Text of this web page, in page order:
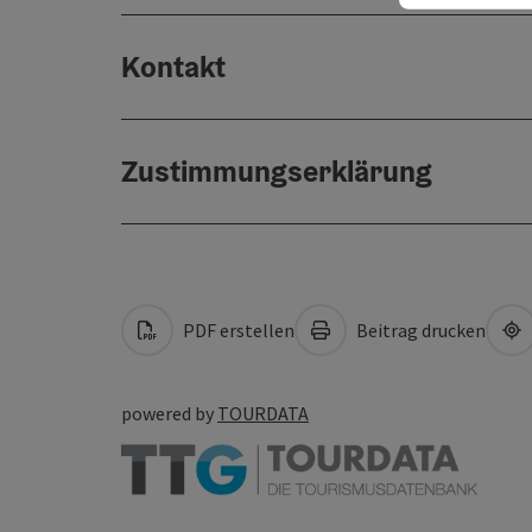
Kontakt
Zustimmungserklärung
PDF erstellen Beitrag drucken
powered by TOURDATA